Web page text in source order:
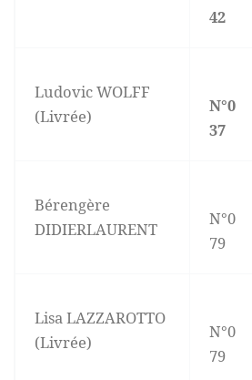
42
Ludovic WOLFF
(Livrée)
N°0
37
Bérengère
DIDIERLAURENT
N°0
79
Lisa LAZZAROTTO
(Livrée)
N°0
79